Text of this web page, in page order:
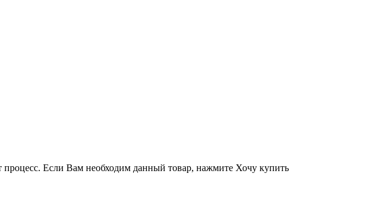
Если Вам необходим данный товар, нажмите Хочу купить